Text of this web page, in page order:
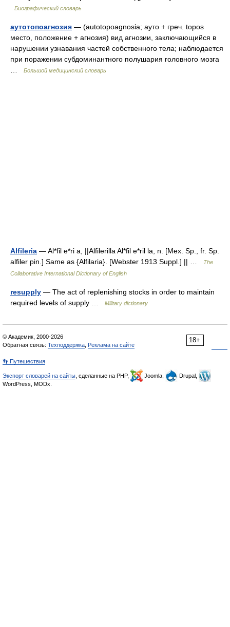
Биографический словарь
аутотопоагнозия — (autotopoagnosia; ауто + греч. topos
место, положение + агнозия) вид агнозии, заключающийся в
нарушении узнавания частей собственного тела; наблюдается
при поражении субдоминантного полушария головного мозга
Большой медицинский словарь
Alfileria — Al*fil e*ri a, ||Alfilerilla Al*fil e*ril la, n. [Mex. Sp., fr. Sp.
alfiler pin.] Same as {Alfilaria}. [Webster 1913 Suppl.] || …
The
Collaborative International Dictionary of English
resupply — The act of replenishing stocks in order to maintain
required levels of supply …
Military dictionary
18+
© Академик, 2000-2026
Обратная связь: Техподдержка Реклама на сайте
👣 Путешествия
Экспорт словарей на сайты , сделанные на PHP, Joomla,
Drupal,
WordPress, MODx.